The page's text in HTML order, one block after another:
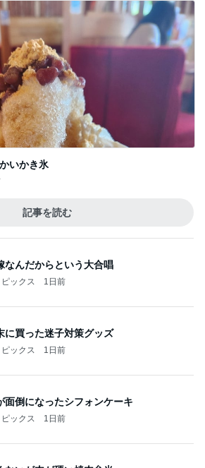
いかき氷
記事を読む
なんだからという大合唱
ックス 1日前
に買った迷子対策グッズ
ックス 1日前
面倒になったシフォンケーキ
ックス 1日前